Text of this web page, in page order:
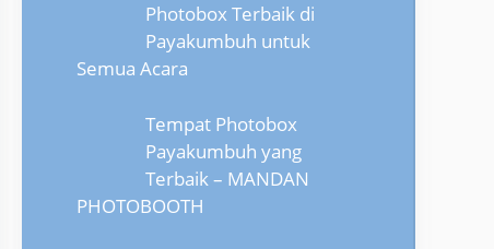
Photobox Terbaik di
Payakumbuh untuk
Semua Acara
Tempat Photobox
Payakumbuh yang
Terbaik – MANDAN
PHOTOBOOTH